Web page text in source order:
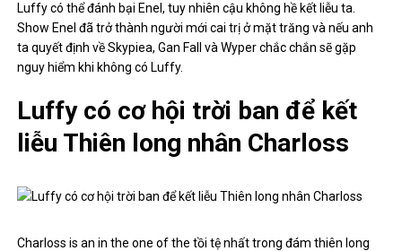
Luffy có thể đánh bại Enel, tuy nhiên cậu không hề kết liễu ta.
Show Enel đã trở thành người mới cai trị ở mặt trăng và nếu anh
ta quyết định về Skypiea, Gan Fall và Wyper chắc chắn sẽ gặp
nguy hiểm khi không có Luffy.
Luffy có cơ hội trời ban để kết
liễu Thiên long nhân Charloss
Charloss is an in the one of the tồi tệ nhất trong đám thiên long